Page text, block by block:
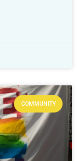
COMMUNITY